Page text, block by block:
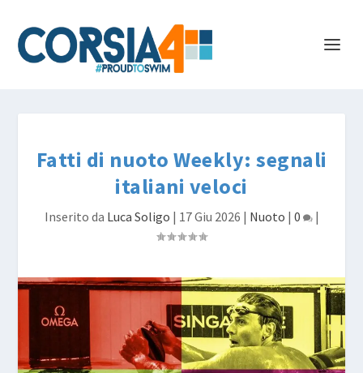
Fatti di nuoto Weekly: segnali
italiani veloci
Inserito da Luca Soligo | 17 Giu 2026 | Nuoto | 0 |